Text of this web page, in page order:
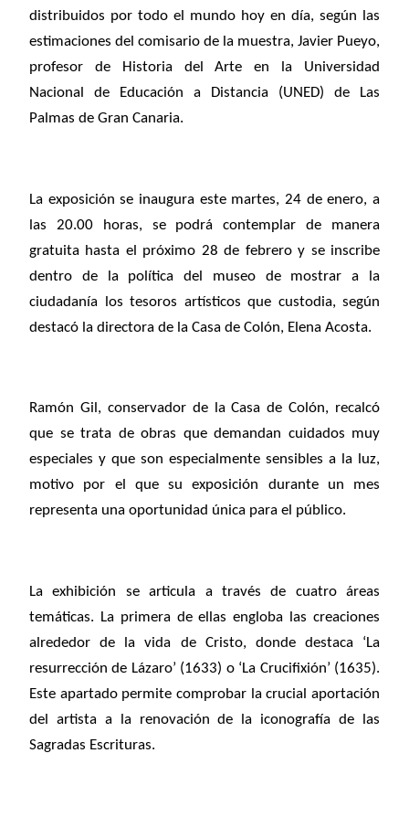
distribuidos por todo el mundo hoy en día, según las
estimaciones del comisario de la muestra, Javier Pueyo,
profesor de Historia del Arte en la Universidad
Nacional de Educación a Distancia (UNED) de Las
Palmas de Gran Canaria.
La exposición se inaugura este martes, 24 de enero, a
las 20.00 horas, se podrá contemplar de manera
gratuita hasta el próximo 28 de febrero y se inscribe
dentro de la política del museo de mostrar a la
ciudadanía los tesoros artísticos que custodia, según
destacó la directora de la Casa de Colón, Elena Acosta.
Ramón Gil, conservador de la Casa de Colón, recalcó
que se trata de obras que demandan cuidados muy
especiales y que son especialmente sensibles a la luz,
motivo por el que su exposición durante un mes
representa una oportunidad única para el público.
La exhibición se articula a través de cuatro áreas
temáticas. La primera de ellas engloba las creaciones
alrededor de la vida de Cristo, donde destaca ‘La
resurrección de Lázaro’ (1633) o ‘La Crucifixión’ (1635).
Este apartado permite comprobar la crucial aportación
del artista a la renovación de la iconografía de las
Sagradas Escrituras.